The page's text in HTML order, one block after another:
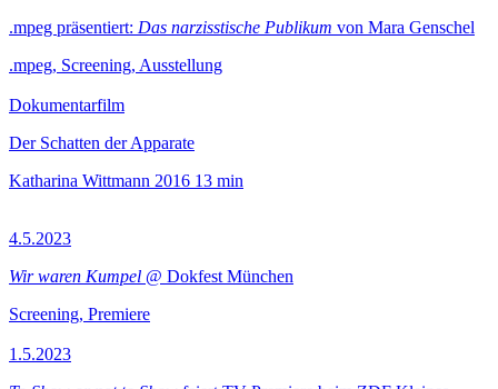
.mpeg präsentiert: Das narzisstische Publikum von Mara Genschel
.mpeg, Screening, Ausstellung
Dokumentarfilm
Der Schatten der Apparate
Katharina Wittmann 2016 13 min
4.5.2023
Wir waren Kumpel @ Dokfest München
Screening, Premiere
1.5.2023